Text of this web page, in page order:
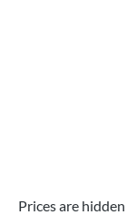
Prices are